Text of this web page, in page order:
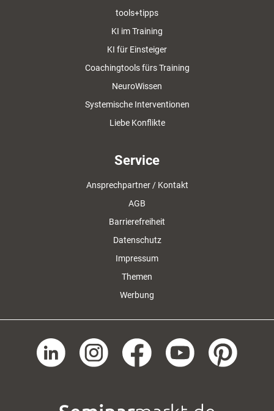
tools+tipps
KI im Training
KI für Einsteiger
Coachingtools fürs Training
NeuroWissen
Systemische Interventionen
Liebe Konflikte
Service
Ansprechpartner / Kontakt
AGB
Barrierefreiheit
Datenschutz
Impressum
Themen
Werbung